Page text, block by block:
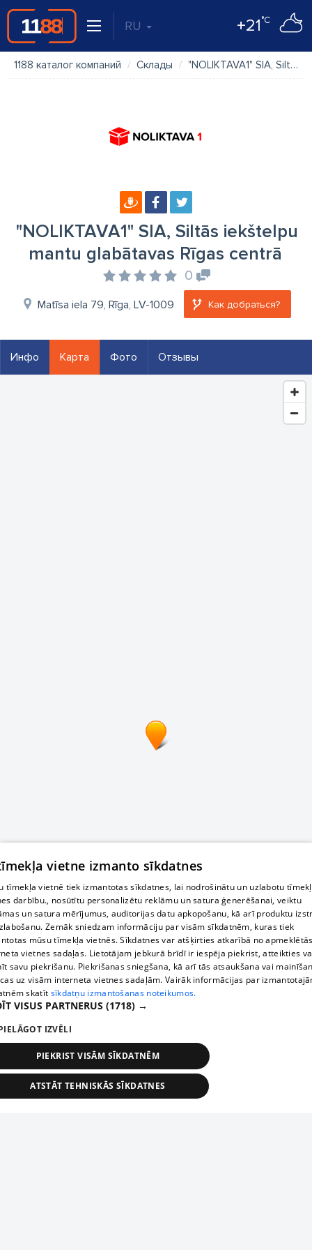
RU +21°C
1188 каталог компаний Склады "NOLIKTAVA1" SIA, Siltās iekštelpu mantu glabātavas Rīgas centrā
"NOLIKTAVA1" SIA, Siltās iekštelpu
mantu glabātavas Rīgas centrā
0
Matīsa iela 79, Rīga, LV-1009 Как добраться?
Инфо Карта Фото Отзывы
vietne izmanto sīkdatnes
tīmekļa vietnē tiek izmantotas sīkdatnes, lai nodrošinātu un uzlabotu
darbību., nosūtītu personalizētu reklāmu un satura ģenerēšanai, veiktu
un satura mērījumus, auditorijas datu apkopošanu, kā arī produktu
Zemāk sniedzam informāciju par visām sīkdatnēm, kuras tiek
mūsu tīmekļa vietnēs. Sīkdatnes var atšķirties atkarībā no
vietnes sadaļas. Lietotājam jebkurā brīdī ir iespēja piekrist, atteikties
savu piekrišanu. Piekrišanas sniegšana, kā arī tās atsaukšana vai
uz visām interneta vietnes sadaļām. Vairāk informācijas par
skatīt sīkdatņu izmantošanas noteikumos.
VISUS PARTNERUS (1718) →
IZVĒLI
PIEKRIST VISĀM SĪKDATNĒM
ATSTĀT TEHNISKĀS SĪKDATNES